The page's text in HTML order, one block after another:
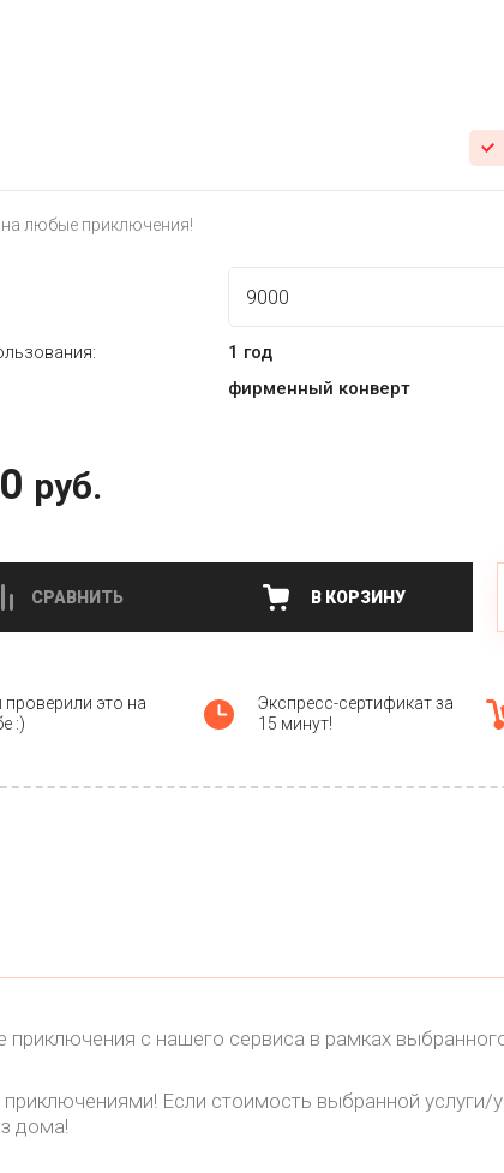
на любые приключения!
1 год
фирменный конверт
руб.
СРАВНИТЬ В КОРЗИНУ
это на
:)
Экспресс-сертификат за
15 минут!
с нашего сервиса в рамках
Если стоимость выбранной услуги/
дома!